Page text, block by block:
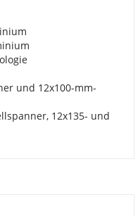
und 12x100-mm-
12x135- und